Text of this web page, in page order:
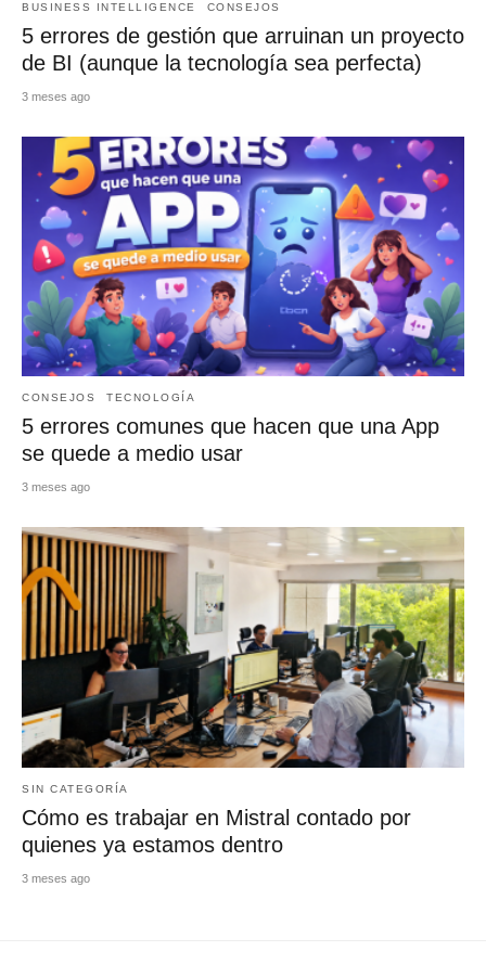
BUSINESS INTELLIGENCE CONSEJOS
5 errores de gestión que arruinan un proyecto
de BI (aunque la tecnología sea perfecta)
3 meses ago
CONSEJOS TECNOLOGÍA
5 errores comunes que hacen que una App
se quede a medio usar
3 meses ago
SIN CATEGORÍA
Cómo es trabajar en Mistral contado por
quienes ya estamos dentro
3 meses ago